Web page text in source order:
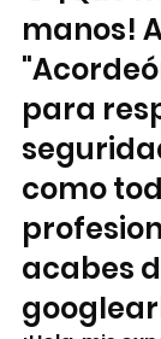
manos!
para
como
acabes